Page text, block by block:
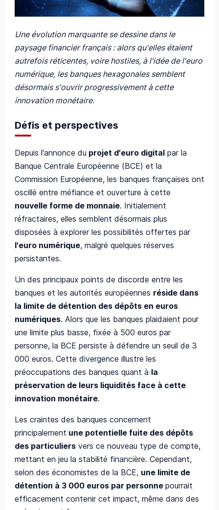
Une évolution marquante se dessine dans le
paysage financier français : alors qu'elles étaient
autrefois réticentes, voire hostiles, à l'idée de l'euro
numérique, les banques hexagonales semblent
désormais s'ouvrir progressivement à cette
innovation monétaire.
Défis et perspectives
Depuis l'annonce du projet d'euro digital par la
Banque Centrale Européenne (BCE) et la
Commission Européenne, les banques françaises ont
oscillé entre méfiance et ouverture à cette
nouvelle forme de monnaie. Initialement
réfractaires, elles semblent désormais plus
disposées à explorer les possibilités offertes par
l'euro numérique, malgré quelques réserves
persistantes.
Un des principaux points de discorde entre les
banques et les autorités européennes réside dans
la limite de détention des dépôts en euros
numériques. Alors que les banques plaidaient pour
une limite plus basse, fixée à 500 euros par
personne, la BCE persiste à défendre un seuil de 3
000 euros. Cette divergence illustre les
préoccupations des banques quant à la
préservation de leurs liquidités face à cette
innovation monétaire.
Les craintes des banques concernent
principalement une potentielle fuite des dépôts
des particuliers vers ce nouveau type de compte,
mettant en jeu la stabilité financière. Cependant,
selon des économistes de la BCE, une limite de
détention à 3 000 euros par personne pourrait
efficacement contenir cet impact, même dans des